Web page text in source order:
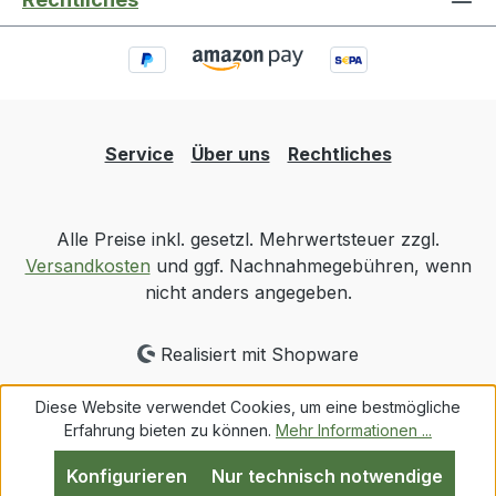
Service Über uns Rechtliches
Alle Preise inkl. gesetzl. Mehrwertsteuer zzgl.
Versandkosten und ggf. Nachnahmegebühren, wenn
nicht anders angegeben.
Realisiert mit Shopware
Diese Website verwendet Cookies, um eine bestmögliche
Erfahrung bieten zu können. Mehr Informationen ...
Nur technisch notwendige
Konfigurieren